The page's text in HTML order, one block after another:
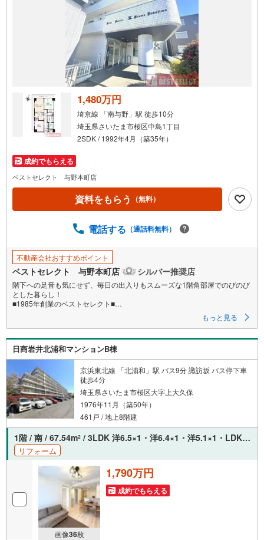
1,480万円
埼京線 「南与野」駅 徒歩10分
埼玉県さいたま市桜区中島1丁目
2SDK / 1992年4月（築35年）
成約でもらえる
ベストセレクト 与野本町店
資料をもらう （無料）
電話する （通話料無料）
不動産会社おすすめポイント
ベストセレクト 与野本町店 シルバー推奨店
階下への足音も気にせず、毎日の出入りもスムーズな1階角部屋でのびのび
とした暮らし！
■1985年創業のベストセレクト■
■L字型の二面バルコニーは陽当り・通風良好
■リビングと分けて料理の時間に集中できる独立キッチン
■各居室・廊下・玄関収納付きでスッキリとした住空間
■荷物や趣味が増えても安心の居室としても使える納戸収納
■柔らかくクッション性のある畳はお子様の遊ぶ空間にも良いですね
【周辺環境】
■「さいたま市立中島小学校」まで徒歩約6分の立地
■「スギ薬局南元宿店」徒歩約5分。日々のお買い物の負担も軽減
■「中元公園」徒歩約2分。晴れの日には遊びに行くのも良いですね
■近くにあると便利な「ローソンさいたま町谷一丁目店」まで徒歩約5分
【お電話でのご予約のほうがスムーズにご対応できます】
内覧は10:00～18:00まで可能です（それ以外の時間帯もご相談くださ
●見学のご希望はインターネットでの予約も可能です●
［室内・現地を見学する］ボタンをクリック！
当日の見学も受付ておりますのでお気軽にご相談下さい
もっと見る
日商岩井北浦和マンションB棟
京浜東北線 「北浦和」駅 バス9分 諏訪坂 バス停下車
徒歩4分
埼玉県さいたま市桜区大字上大久保
1976年11月（築50年）
461戸 / 地上8階建
1階 / 南 / 67.54m2 / 3LDK 洋6.5×1・洋6.4×1・洋5.1×1・LDK13.7×1
リフォーム
画像36枚
1,790万円
成約でもらえる